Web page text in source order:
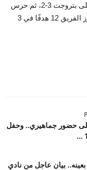
النحاس المدير الفني المؤقت، بعد الفوز على بتروجت 3-2، ثم حرس
الحدود 5-0، وأخيرًا أمام المصري 4-2، ليحرز الفريق 12 هدفًا في 3
حضور جماهيري.. وحفل
بيان عاجل من نادي